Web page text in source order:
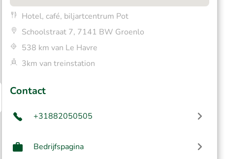
Hotel, café, biljartcentrum Pot
Schoolstraat 7, 7141 BW Groenlo
538 km van Le Havre
3km van treinstation
Contact
+31882050505
Bedrijfspagina